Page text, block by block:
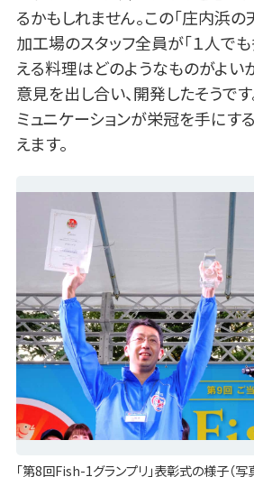
るかもしれません。この「庄内浜の
加工場のスタッフ全員が「１人で
える料理はどのようなものがよい
意見を出し合い、開発したそうで
ミュニケーションが栄冠を手にす
えます。
「第8回Fish-1グランプリ」表彰式の様子（写